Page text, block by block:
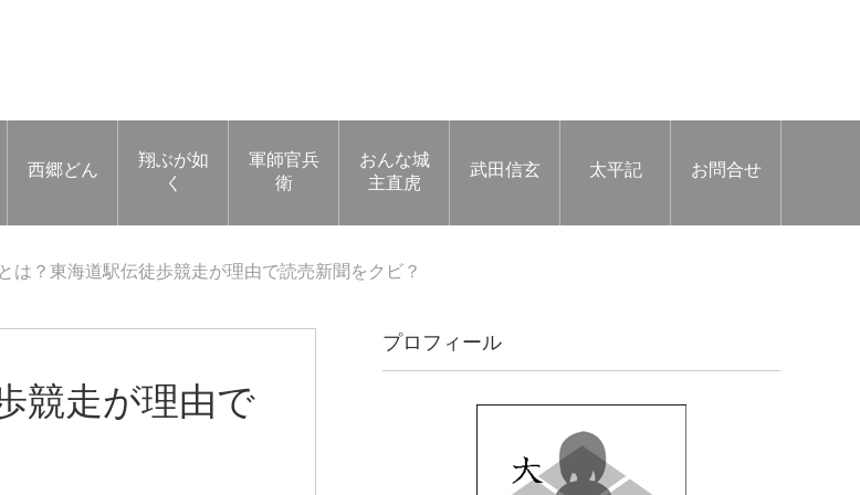
西郷どん
翔ぶが如
く
軍師官兵
衛
おんな城
主直虎
武田信玄 太平記 お問合せ
は？東海道駅伝徒歩競走が理由で読売新聞をクビ？
競走が理由で
プロフィール